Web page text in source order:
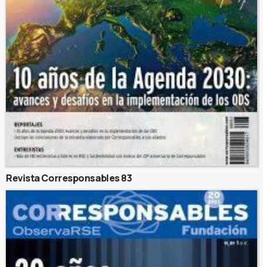
Revista Corresponsables 83